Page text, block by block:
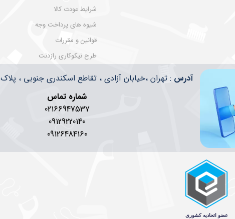
شرایط عودت کالا
شیوه های پرداخت وجه
قوانین و مقررات
طرح نیکوکاری رازدنت
​​آدرس : تهران ،خیابان آزادی ، تقاطع اسکندری جنوبی ، پلاک 477 ، طبقه 2 واحد 25
شماره تماس
02166947537
09129220140
09126484160